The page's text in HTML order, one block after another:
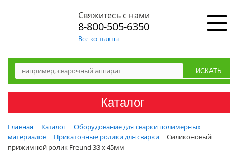
Свяжитесь с нами
8-800-505-6350
Все контакты
Каталог
Главная Каталог
Оборудование для сварки полимерных
материалов
Прикаточные ролики для сварки
Силиконовый
прижимной ролик Freund 33 x 45мм